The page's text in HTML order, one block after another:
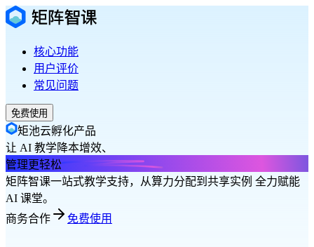
核心功能
用户评价
常见问题
免费使用
矩池云孵化产品
让 AI 教学降本增效、
管理更轻松
矩阵智课一站式教学支持，从算力分配到共享实例 全力赋能
AI 课堂。
商务合作
免费使用